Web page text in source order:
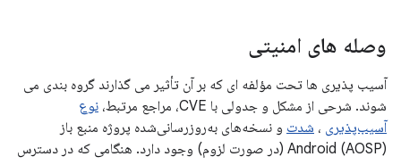
وصله های امنیتی
آسیب پذیری ها تحت مؤلفه ای که بر آن تأثیر می گذارند گروه بندی می
شوند. شرحی از مشکل و جدولی با CVE، مراجع مرتبط،
نوع
آسیب‌پذیری ، شدت و نسخه‌های به‌روزرسانی‌شده پروژه منبع باز
Android (AOSP) (در صورت لزوم) وجود دارد. هنگامی که در دسترس